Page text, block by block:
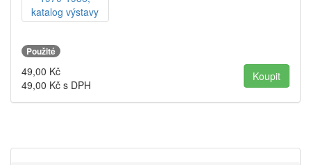
Použité
49,00 Kč
49,00 Kč s DPH